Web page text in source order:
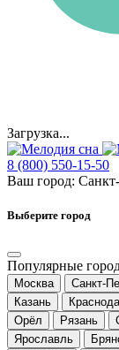
Загрузка...
8 (800) 550-15-50
Ваш город:
Выберите город
Популярные
Москва Санкт-
Казань
Орёл
Рязань
Ярославль